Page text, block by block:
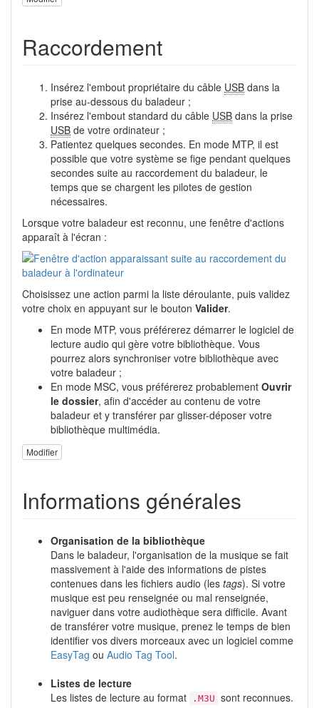
Raccordement
Insérez l'embout propriétaire du câble USB dans la
prise au-dessous du baladeur ;
Insérez l'embout standard du câble USB dans la prise
USB de votre ordinateur ;
Patientez quelques secondes. En mode MTP, il est
possible que votre système se fige pendant quelques
secondes suite au raccordement du baladeur, le
temps que se chargent les pilotes de gestion
nécessaires.
Lorsque votre baladeur est reconnu, une fenêtre d'actions
apparaît à l'écran :
Choisissez une action parmi la liste déroulante, puis validez
votre choix en appuyant sur le bouton Valider.
En mode MTP, vous préférerez démarrer le logiciel de
lecture audio qui gère votre bibliothèque. Vous
pourrez alors synchroniser votre bibliothèque avec
votre baladeur ;
En mode MSC, vous préférerez probablement Ouvrir
le dossier, afin d'accéder au contenu de votre
baladeur et y transférer par glisser-déposer votre
bibliothèque multimédia.
Modifier
Informations générales
Organisation de la bibliothèque
Dans le baladeur, l'organisation de la musique se fait
massivement à l'aide des informations de pistes
contenues dans les fichiers audio (les tags). Si votre
musique est peu renseignée ou mal renseignée,
naviguer dans votre audiothèque sera difficile. Avant
de transférer votre musique, prenez le temps de bien
identifier vos divers morceaux avec un logiciel comme
EasyTag ou Audio Tag Tool.
Listes de lecture
Les listes de lecture au format
.M3U sont reconnues.